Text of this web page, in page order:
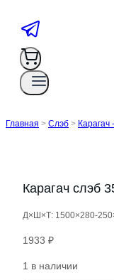
Главная > Слэб > Карагач
Карагач слэб
Д×Ш×Т: 1500×280-
1933 ₽
1 в наличии